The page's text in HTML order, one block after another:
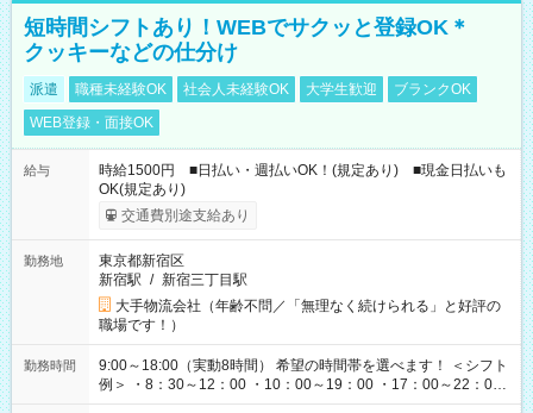
短時間シフトあり！WEBでサクッと登録OK＊
クッキーなどの仕分け
派遣 職種未経験OK 社会人未経験OK 大学生歓迎
ブランクOK
WEB登録・面接OK
給与
時給1500円 ■日払い・週払いOK！(規定あり) ■現金日払いも
OK(規定あり)
交通費別途支給あり
勤務地
東京都新宿区
新宿駅 / 新宿三丁目駅
大手物流会社（年齢不問／「無理なく続けられる」と好評の
職場です！）
勤務時間
9:00～18:00（実動8時間） 希望の時間帯を選べます！ ＜シフト
例＞ ・8：30～12：00 ・10：00～19：00 ・17：00～22：00
・13：00～22：00 ・22：00～翌6：00 など